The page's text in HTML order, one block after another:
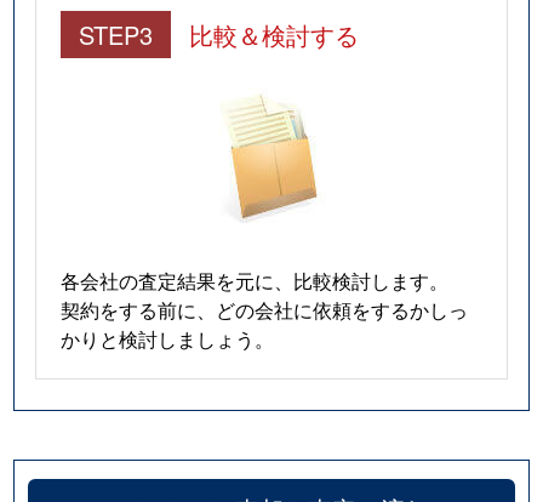
STEP3 比較＆検討する
各会社の査定結果を元に、比較検討します。
契約をする前に、どの会社に依頼をするかしっ
かりと検討しましょう。